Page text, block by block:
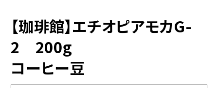
【珈琲館】エチオピアモカG-
2 200g
コーヒー豆